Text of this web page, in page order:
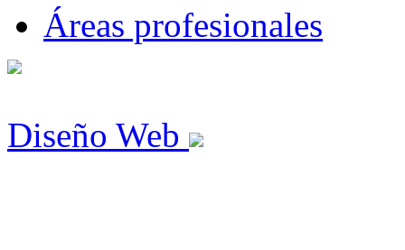
Áreas profesionales
Diseño Web